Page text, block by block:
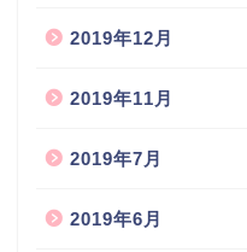
2019年12月
2019年11月
2019年7月
2019年6月